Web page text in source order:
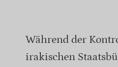
Während der
irakischen